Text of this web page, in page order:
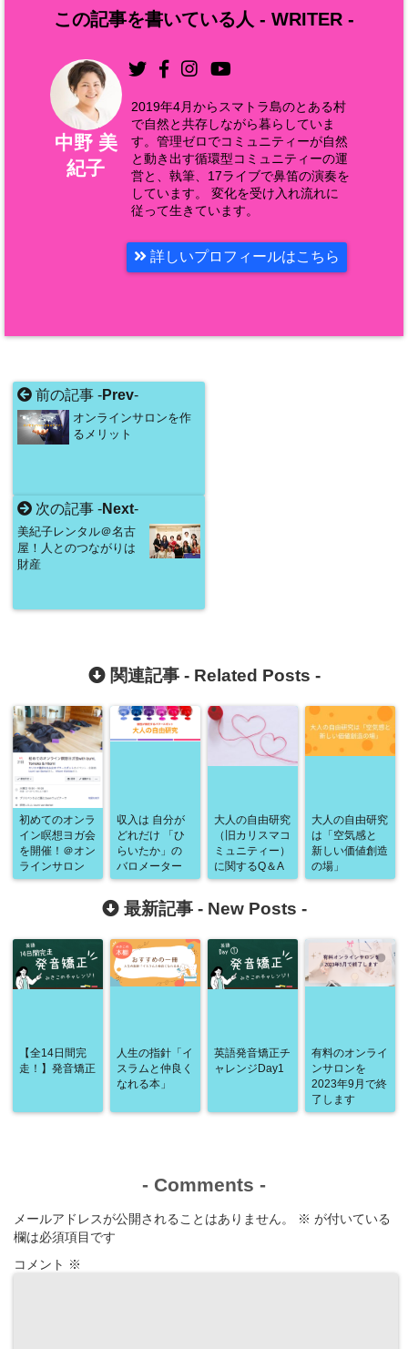
この記事を書いている人 - WRITER -
中野 美
紀子
2019年4月からスマトラ島のとある村
で自然と共存しながら暮らしていま
す。管理ゼロでコミュニティーが自然
と動き出す循環型コミュニティーの運
営と、執筆、17ライブで鼻笛の演奏を
しています。 変化を受け入れ流れに
従って生きています。
詳しいプロフィールはこちら
前の記事 -Prev-
オンラインサロンを作
るメリット
次の記事 -Next-
美紀子レンタル＠名古
屋！人とのつながりは
財産
関連記事 - Related Posts -
初めてのオンラ
イン瞑想ヨガ会
を開催！＠オン
ラインサロン
収入は 自分が
どれだけ 「ひ
らいたか」の
バロメーター
大人の自由研究
（旧カリスマコ
ミュニティー）
に関するQ＆A
大人の自由研究
は「空気感と
新しい価値創造
の場」
最新記事 - New Posts -
【全14日間完
走！】発音矯正
人生の指針「イ
スラムと仲良く
なれる本」
英語発音矯正チ
ャレンジDay1
有料のオンライ
ンサロンを
2023年9月で終
了します
- Comments -
メールアドレスが公開されることはありません。 ※ が付いている
欄は必須項目です
コメント ※